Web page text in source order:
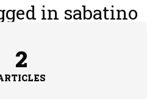
in sabatino
2